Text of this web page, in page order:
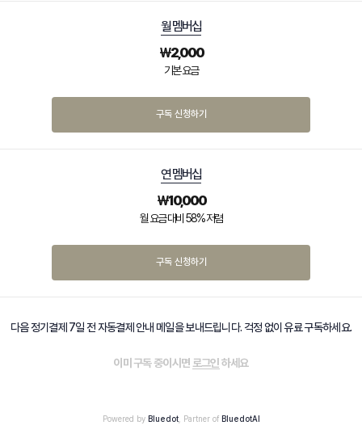
월 멤버십
₩2,000
기본 요금
구독 신청하기
연 멤버십
₩10,000
월 요금 대비 58% 저렴
구독 신청하기
다음 정기결제 7일 전 자동결제 안내 메일을 보내드립니다. 걱정 없이 유료 구독하세요.
이미 구독 중이시면 로그인하세요
Powered by Bluedot, Partner of BluedotAI